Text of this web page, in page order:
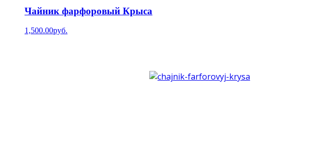
Чайник фарфоровый Крыса
1,500.00руб.